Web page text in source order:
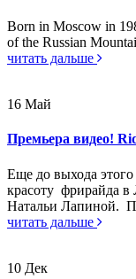
Born in Moscow in
of the Russian
читать дальше
16 Май
Премьера видео!
Еще до выхода
красоту фрирайда в
Натальи Лапиной.
читать дальше
10 Дек